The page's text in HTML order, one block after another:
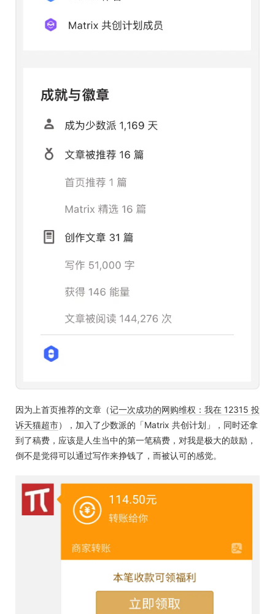
因为上首页推荐的文章（记一次成功的网购维权：我在 12315 投
诉天猫超市），加入了少数派的「Matrix 共创计划」，同时还拿
到了稿费，应该是人生当中的第一笔稿费，对我是极大的鼓励，
倒不是觉得可以通过写作来挣钱了，而被认可的感觉。